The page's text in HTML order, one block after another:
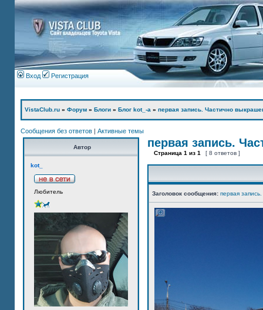
Вход Регистрация
VistaClub.ru » Форум » Блоги » Блог kot_-а » первая запись. Частично
Сообщения без ответов | Активные темы
Автор
kot_
Любитель
первая запись.
Страница 1 из 1 [ 8 ответов ]
Заголовок сообщения: первая